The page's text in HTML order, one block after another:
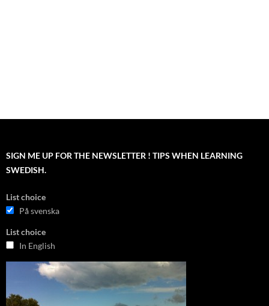
SIGN ME UP FOR THE NEWSLETTER ! TIPS WHEN LEARNING
SWEDISH.
List choice
På svenska
List choice
In English